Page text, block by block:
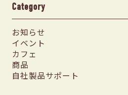
Category
お知らせ
イベント
カフェ
商品
自社製品サポート